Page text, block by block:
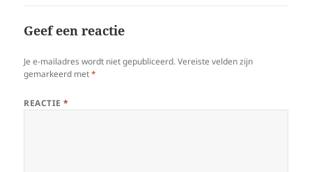
Geef een reactie
Je e-mailadres wordt niet gepubliceerd. Vereiste velden zijn
gemarkeerd met*
REACTIE*